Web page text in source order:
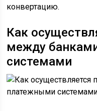
конвертацию.
Как
между
системами